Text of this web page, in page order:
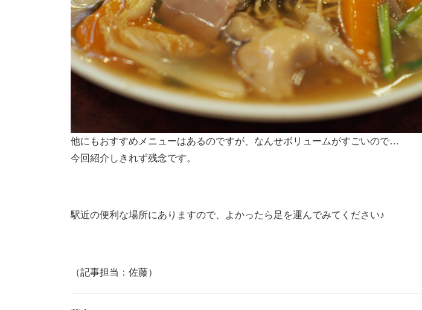
他にもおすすめメニューはあるのですが、なんせボリュームがすごいので…
今回紹介しきれず残念です。
駅近の便利な場所にありますので、よかったら足を運んでみてください♪
（記事担当：佐藤）